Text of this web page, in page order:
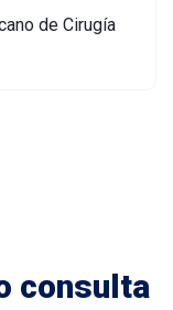
consulta